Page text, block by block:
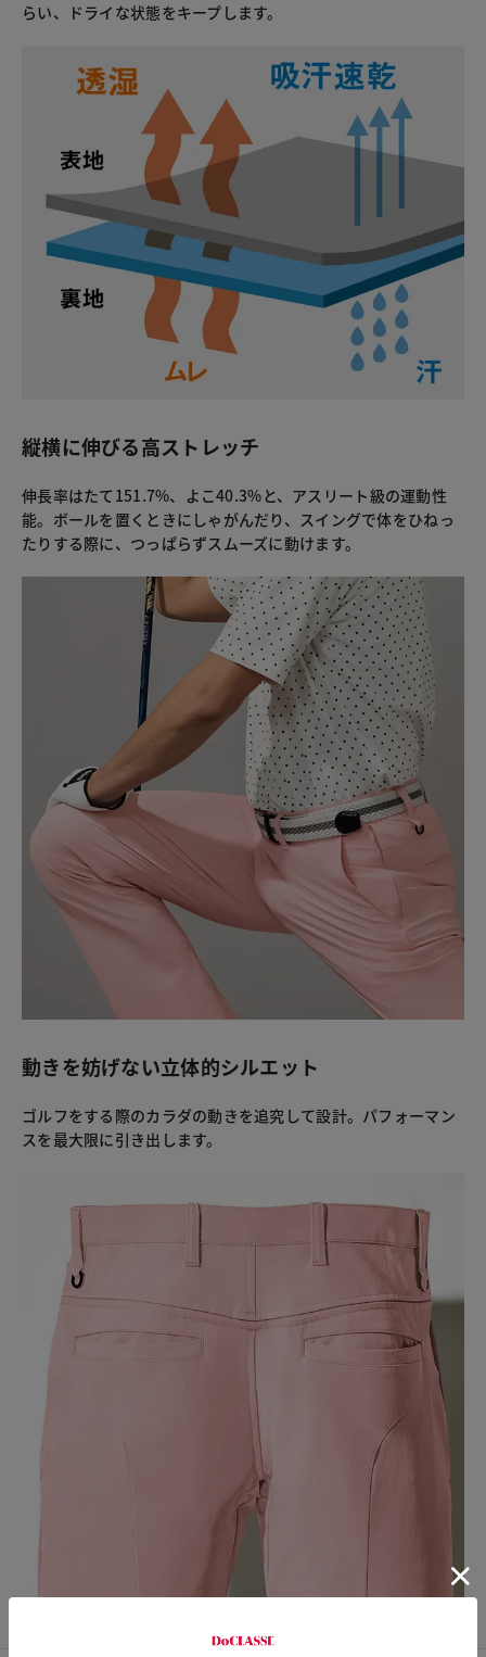
らい、ドライな状態をキープします。
縦横に伸びる高ストレッチ
伸長率はたて151.7%、よこ40.3%と、アスリート級の運動性
能。ボールを置くときにしゃがんだり、スイングで体をひねっ
たりする際に、つっぱらずスムーズに動けます。
動きを妨げない立体的シルエット
ゴルフをする際のカラダの動きを追究して設計。パフォーマン
スを最大限に引き出します。